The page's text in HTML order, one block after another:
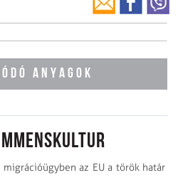
ANYAGOK
az EU a török határ